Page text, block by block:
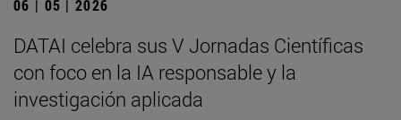
06 | 05 | 2026
DATAI celebra sus V Jornadas Científicas
con foco en la IA responsable y la
investigación aplicada